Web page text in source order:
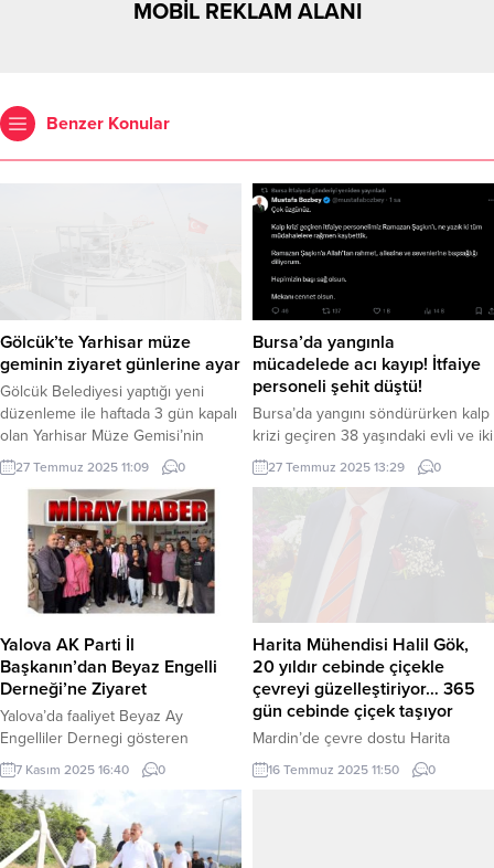
MOBİL REKLAM ALANI
Benzer Konular
Gölcük’te Yarhisar müze
geminin ziyaret günlerine ayar
Gölcük Belediyesi yaptığı yeni
düzenleme ile haftada 3 gün kapalı
olan Yarhisar Müze Gemisi’nin
ziyaret günlerini 6 güne çıkardı.
KOCAELİ (İGFA) – Geçen yıl
tamamen yenilenen Gölcük
Belediyesi Yarhisar Müze
Gemisi’nin ziyaret günlerinde
düzenlemeye gidildi. Daha önce
haftanın 3 günü ziyarete kapalı olan
gemi, yapılan yeni düzenleme ile 6
gün...
27 Temmuz 2025 11:09 0
Bursa’da yangınla
mücadelede acı kayıp! İtfaiye
personeli şehit düştü!
Bursa’da yangını söndürürken kalp
krizi geçiren 38 yaşındaki evli ve iki
çocuk babası itfaiye eri Ramazan
Şaşkın, tüm müdahalelere rağmen
gündür ayağındaki kırık nedeniyle
arkadaşlarına moral amacıyla
katıldığı olayla ilgili Bursa İl Sağlık
Müdürlüğü’nden de açıklama geldi.
BURSA (İGFA) – Bursa’nın Gürsu...
27 Temmuz 2025 13:29 0
Yalova AK Parti İl
Başkanın’dan Beyaz Engelli
Derneği’ne Ziyaret
Yalova’da faaliyet Beyaz Ay
Engelliler Dernegi gösteren
Başkanı Fatih Olgun sosyal
projeler ve engelli bireylerin yaşam
kalitesini artırmak amacıyla
yürüttüğü çalışmalar kapsamında
AK Parti Yalova İl Başkanı Umut
7 Kasım 2025 16:40 0
Harita Mühendisi Halil Gök,
20 yıldır cebinde çiçekle
çevreyi güzelleştiriyor… 365
gün cebinde çiçek taşıyor
Mardin’de çevre dostu Harita
Mühendisi Halil Gök, 20 yıldır yaka
cebinde taşıdığı çiçeklerle pozitif
16 Temmuz 2025 11:50 0